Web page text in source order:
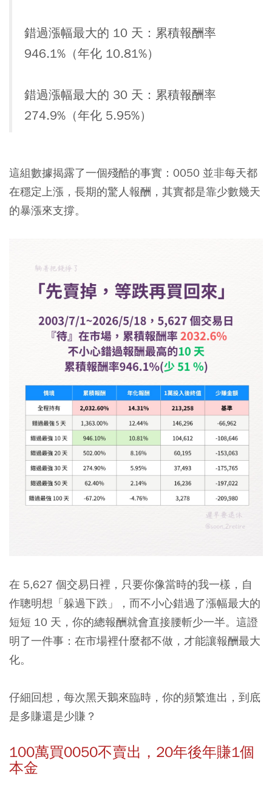
錯過漲幅最大的 10 天：累積報酬率
946.1%（年化 10.81%）
錯過漲幅最大的 30 天：累積報酬率
274.9%（年化 5.95%）
這組數據揭露了一個殘酷的事實：0050 並非每天都
在穩定上漲，長期的驚人報酬，其實都是靠少數幾天
的暴漲來支撐。
在 5,627 個交易日裡，只要你像當時的我一樣，自
作聰明想「躲過下跌」，而不小心錯過了漲幅最大的
短短 10 天，你的總報酬就會直接腰斬少一半。這證
明了一件事：在市場裡什麼都不做，才能讓報酬最大
化。
仔細回想，每次黑天鵝來臨時，你的頻繁進出，到底
是多賺還是少賺？
100萬買0050不賣出，20年後年賺1個
本金